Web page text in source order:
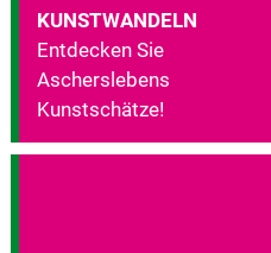
KUNSTWANDELN
Entdecken Sie
Ascherslebens
Kunstschätze!